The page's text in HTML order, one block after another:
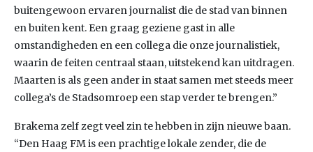
buitengewoon ervaren journalist die de stad van binnen
en buiten kent. Een graag geziene gast in alle
omstandigheden en een collega die onze journalistiek,
waarin de feiten centraal staan, uitstekend kan uitdragen.
Maarten is als geen ander in staat samen met steeds meer
collega’s de Stadsomroep een stap verder te brengen.”
Brakema zelf zegt veel zin te hebben in zijn nieuwe baan.
“Den Haag FM is een prachtige lokale zender, die de